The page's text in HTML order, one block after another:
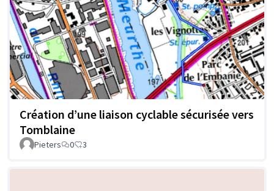
Création d’une liaison cyclable sécurisée vers
Tomblaine
Pieters 0 3